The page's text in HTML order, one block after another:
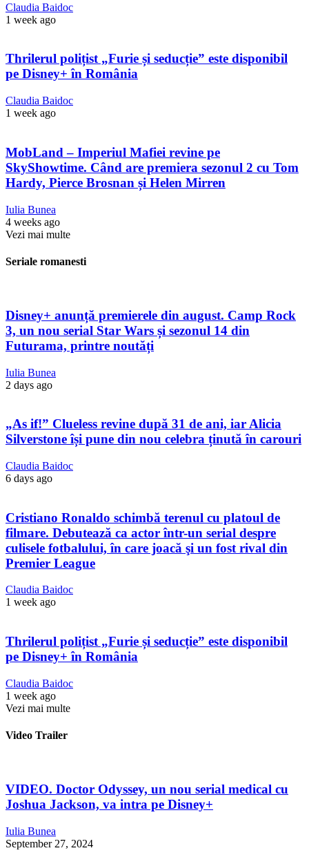
Claudia Baidoc
1 week ago
Thrilerul polițist „Furie și seducție” este disponibil
pe Disney+ în România
Claudia Baidoc
1 week ago
MobLand – Imperiul Mafiei revine pe
SkyShowtime. Când are premiera sezonul 2 cu Tom
Hardy, Pierce Brosnan și Helen Mirren
Iulia Bunea
4 weeks ago
Vezi mai multe
Seriale romanesti
Disney+ anunță premierele din august. Camp Rock
3, un nou serial Star Wars și sezonul 14 din
Futurama, printre noutăți
Iulia Bunea
2 days ago
„As if!” Clueless revine după 31 de ani, iar Alicia
Silverstone își pune din nou celebra ținută în carouri
Claudia Baidoc
6 days ago
Cristiano Ronaldo schimbă terenul cu platoul de
filmare. Debutează ca actor într-un serial despre
culisele fotbalului, în care joacă şi un fost rival din
Premier League
Claudia Baidoc
1 week ago
Thrilerul polițist „Furie și seducție” este disponibil
pe Disney+ în România
Claudia Baidoc
1 week ago
Vezi mai multe
Video Trailer
VIDEO. Doctor Odyssey, un nou serial medical cu
Joshua Jackson, va intra pe Disney+
Iulia Bunea
September 27, 2024